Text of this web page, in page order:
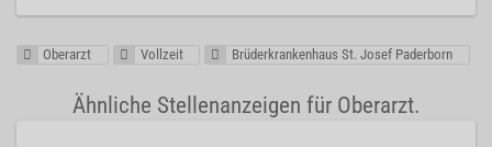
Oberarzt Vollzeit Brüderkrankenhaus St. Josef Paderborn
Ähnliche Stellenanzeigen für Oberarzt.